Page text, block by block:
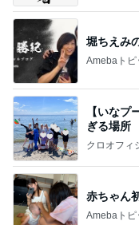
堀ちえみ
Amebaトピ
【いな
ぎる場所
クロオフィ
赤ちゃん
Amebaトピ